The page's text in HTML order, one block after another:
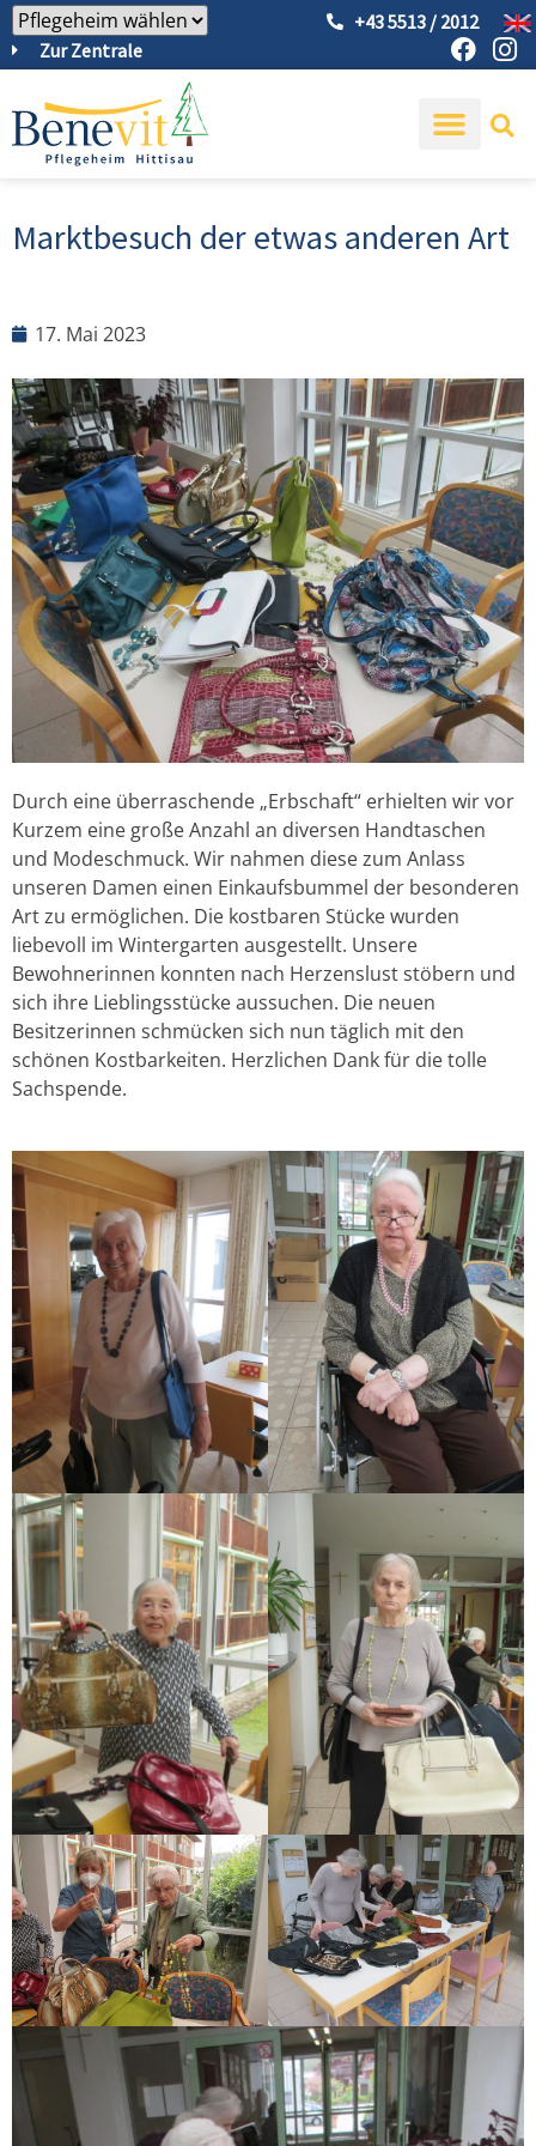
Zur Zentrale
+43 5513 / 2012
Marktbesuch der etwas anderen Art
17. Mai 2023
Durch eine überraschende „Erbschaft“ erhielten wir vor
Kurzem eine große Anzahl an diversen Handtaschen
und Modeschmuck. Wir nahmen diese zum Anlass
unseren Damen einen Einkaufsbummel der besonderen
Art zu ermöglichen. Die kostbaren Stücke wurden
liebevoll im Wintergarten ausgestellt. Unsere
Bewohnerinnen konnten nach Herzenslust stöbern und
sich ihre Lieblingsstücke aussuchen. Die neuen
Besitzerinnen schmücken sich nun täglich mit den
schönen Kostbarkeiten. Herzlichen Dank für die tolle
Sachspende.